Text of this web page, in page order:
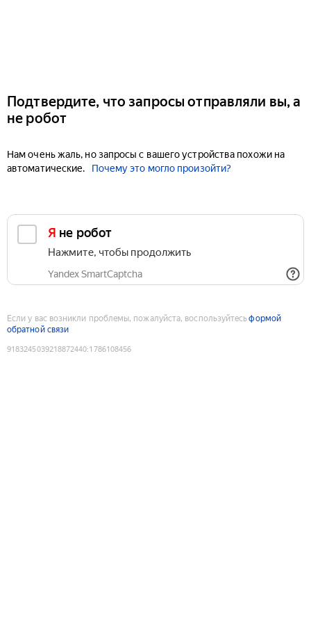
Подтвердите, что запросы отправляли вы, а
не робот
Нам очень жаль, но запросы с вашего устройства похожи на
автоматические.
Почему это могло произойти?
Я не робот
Нажмите, чтобы продолжить
Yandex SmartCaptcha
Если у вас возникли проблемы, пожалуйста, воспользуйтесьформой
обратной связи
9183245039218872440:1786108456